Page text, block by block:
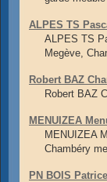
ALPES TS
ALPES TS
Megève,
Robert BAZ
Robert BAZ
MENUIZEA
MENUIZEA
Chambéry
PN BOIS